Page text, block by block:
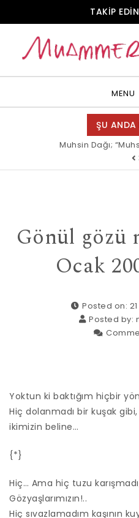
TAKİP EDİN
MENU
ŞU ANDA
Muhsin Dağı;
Gönül gözü
Ocak
Posted on:
Posted by:
Yoktun ki baktığım hiçbir
Hiç dolanmadı bir kuşak
ikimizin beline…
{*}
Hiç… Ama hiç tuzu
Gözyaşlarımızın!..
Hiç sıvazlamadım kaşının